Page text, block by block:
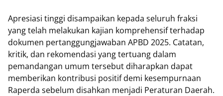
​Apresiasi tinggi disampaikan kepada seluruh fraksi
yang telah melakukan kajian komprehensif terhadap
dokumen pertanggungjawaban APBD 2025. Catatan,
kritik, dan rekomendasi yang tertuang dalam
pemandangan umum tersebut diharapkan dapat
memberikan kontribusi positif demi kesempurnaan
Raperda sebelum disahkan menjadi Peraturan Daerah.